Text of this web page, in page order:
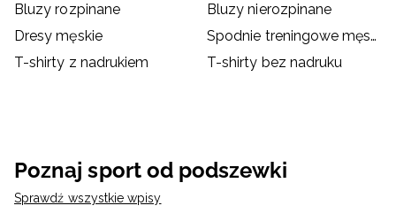
Bluzy rozpinane
Bluzy nierozpinane
Dresy męskie
Spodnie treningowe męskie
T-shirty z nadrukiem
T-shirty bez nadruku
Poznaj sport od podszewki
Sprawdź wszystkie wpisy